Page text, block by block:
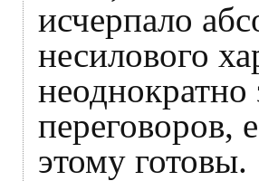
исчерпало
несилового
переговоров,
этому готовы.